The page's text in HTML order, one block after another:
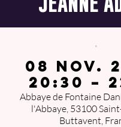
.
08 nov.
20:30 –
Abbaye de Fontaine
l'Abbaye, 53100
Buttavent,